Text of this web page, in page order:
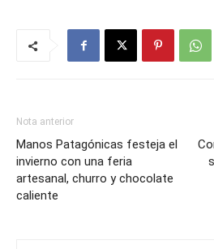
Nota anterior
Manos Patagónicas festeja el
invierno con una feria
artesanal, churro y chocolate
caliente